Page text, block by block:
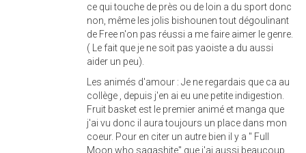
ce qui touche de près ou de loin a du sport donc
non, même les jolis bishounen tout dégoulinant
de Free n'on pas réussi a me faire aimer le genre.
( Le fait que je ne soit pas yaoiste a du aussi
aider un peu).
Les animés d'amour : Je ne regardais que ca au
collège , depuis j'en ai eu une petite indigestion.
Fruit basket est le premier animé et manga que
j'ai vu donc il aura toujours un place dans mon
coeur. Pour en citer un autre bien il y a " Full
Moon who sagashite" que j'ai aussi beaucoup